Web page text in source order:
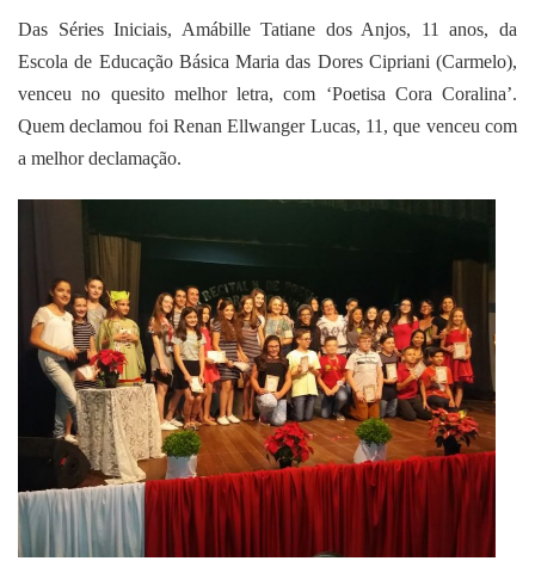
Das Séries Iniciais, Amábille Tatiane dos Anjos, 11 anos, da
Escola de Educação Básica Maria das Dores Cipriani (Carmelo),
venceu no quesito melhor letra, com ‘Poetisa Cora Coralina’.
Quem declamou foi Renan Ellwanger Lucas, 11, que venceu com
a melhor declamação.